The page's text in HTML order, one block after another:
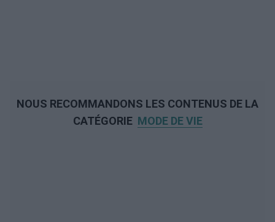
NOUS RECOMMANDONS LES CONTENUS DE LA
CATÉGORIE MODE DE VIE